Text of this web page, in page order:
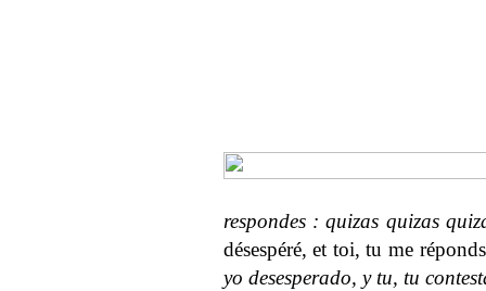
respondes : quizas quizas
désespéré, et toi, tu me
yo desesperado, y tu, tu